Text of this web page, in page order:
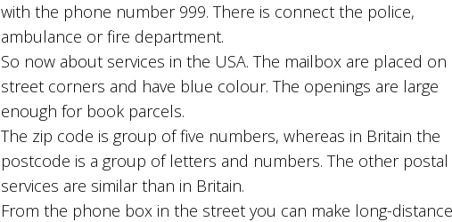
with the phone number 999. There is connect the police,
ambulance or fire department.
So now about services in the USA. The mailbox are placed on
street corners and have blue colour. The openings are large
enough for book parcels.
The zip code is group of five numbers, whereas in Britain the
postcode is a group of letters and numbers. The other postal
services are similar than in Britain.
From the phone box in the street you can make long-distance